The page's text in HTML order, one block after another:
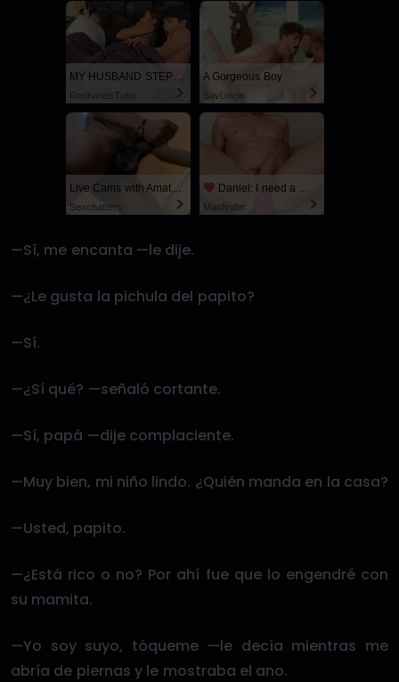
MY HUSBAND STEPSON MISTAKENLY GIVES ME IN THE ASS
RedhandsTube
A Gorgeous Boy
SayUncle
Live Cams with Amateur Men
Sexchatters
Daniel: I need a man for a spicy night...
Manfinder
—Sí, me encanta —le dije.
—¿Le gusta la pichula del papito?
—Sí.
—¿Sí qué? —señaló cortante.
—Sí, papá —dije complaciente.
—Muy bien, mi niño lindo. ¿Quién manda en la casa?
—Usted, papito.
—¿Está rico o no? Por ahí fue que lo engendré con
su mamita.
—Yo soy suyo, tóqueme —le decía mientras me
abría de piernas y le mostraba el ano.